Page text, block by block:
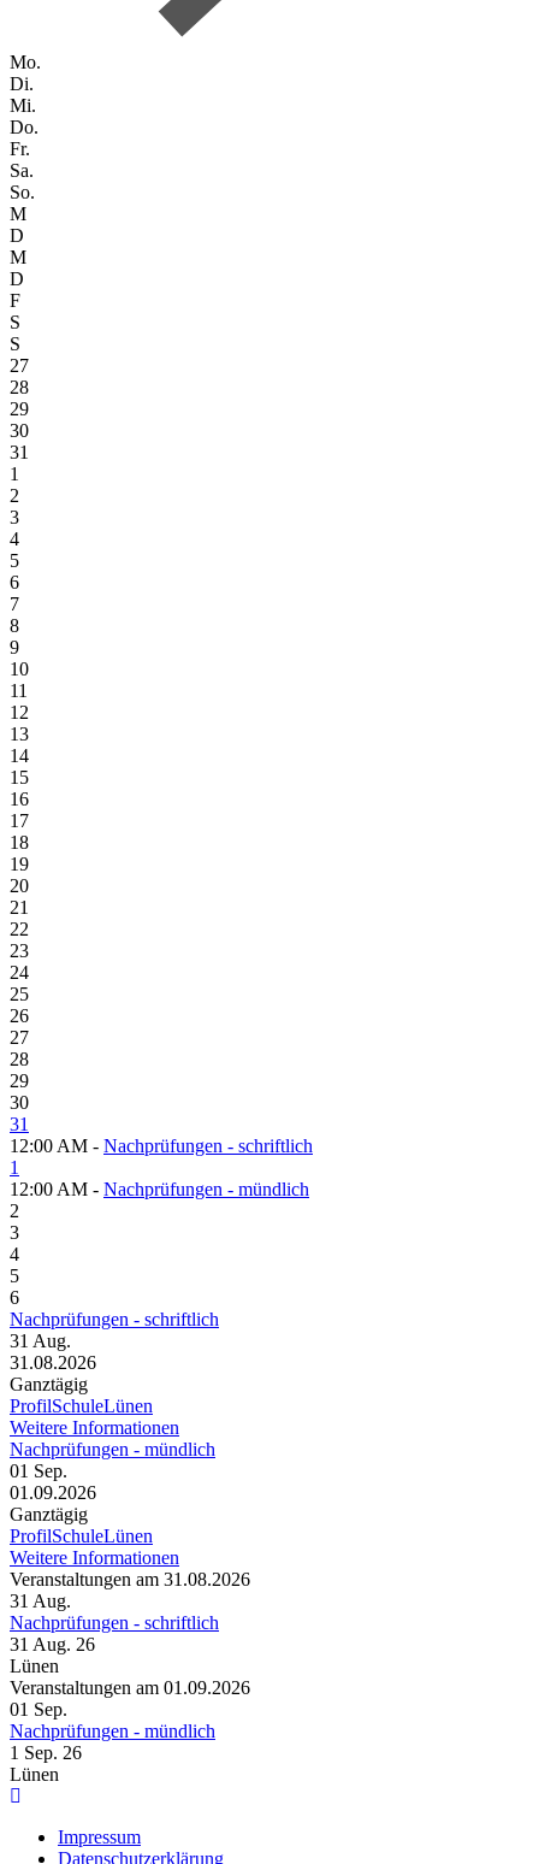
Mo.
Di.
Mi.
Do.
Fr.
Sa.
So.
M
D
M
D
F
S
S
27
28
29
30
31
1
2
3
4
5
6
7
8
9
10
11
12
13
14
15
16
17
18
19
20
21
22
23
24
25
26
27
28
29
30
31
12:00 AM - Nachprüfungen - schriftlich
1
12:00 AM - Nachprüfungen - mündlich
2
3
4
5
6
Nachprüfungen - schriftlich
31 Aug.
31.08.2026
Ganztägig
ProfilSchuleLünen
Weitere Informationen
Nachprüfungen - mündlich
01 Sep.
01.09.2026
Ganztägig
ProfilSchuleLünen
Weitere Informationen
Veranstaltungen am 31.08.2026
31 Aug.
Nachprüfungen - schriftlich
31 Aug. 26
Lünen
Veranstaltungen am 01.09.2026
01 Sep.
Nachprüfungen - mündlich
1 Sep. 26
Lünen
Impressum
Datenschutzerklärung